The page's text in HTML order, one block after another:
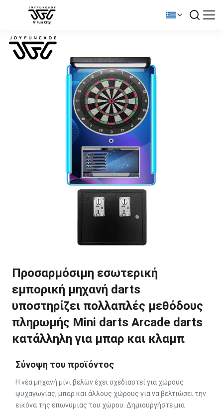
Προσαρμόσιμη εσωτερική
εμπορική μηχανή darts
υποστηρίζει πολλαπλές μεθόδους
πληρωμής Mini darts Arcade darts
κατάλληλη για μπαρ και κλαμπ
Σύνοψη του προϊόντος
Η νέα μηχανή μίνι βελών έχει σχεδιαστεί για χώρους
ψυχαγωγίας, μπαρ και άλλους χώρους για να βελτιώσει την
εικόνα της επωνυμίας του χώρου. Δημιουργήστε μια